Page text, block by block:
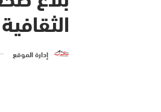
إدارة الموقع